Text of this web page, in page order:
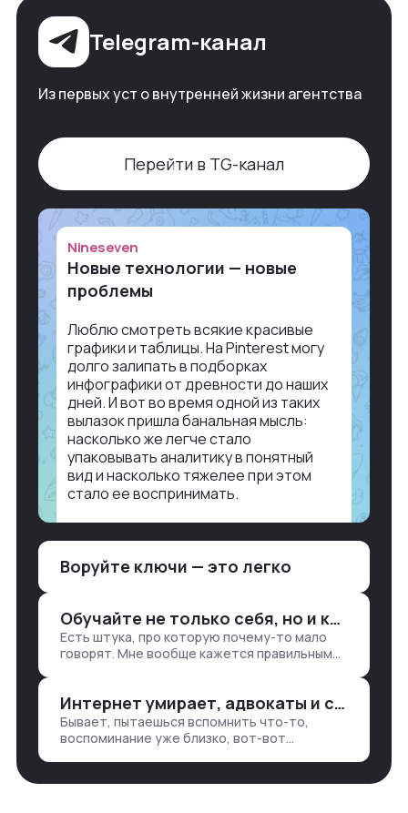
Telegram-канал
Из первых уст о внутренней жизни агентства
Перейти в TG-канал
Nineseven
Новые технологии — новые
проблемы
Люблю смотреть всякие красивые
графики и таблицы. На Pinterest могу
долго залипать в подборках
инфографики от древности до наших
дней. И вот во время одной из таких
вылазок пришла банальная мысль:
насколько же легче стало
упаковывать аналитику в понятный
вид и насколько тяжелее при этом
стало ее воспринимать.
аналитикой лет 15 назад, нужно было:
продажи, заявки, прогресс по проекту
— все ручками
Воруйте ключи — это легко
Обучайте не только себя, но и клиентов
Есть штука, про которую почему-то мало
говорят. Мне вообще кажется правильным
хватаешь у клиента: е…
Интернет умирает, адвокаты и судьи в растерянности, а я хочу песню
Бывает, пытаешься вспомнить что-то,
воспоминание уже близко, вот-вот
неделями, если сильно не повезе…